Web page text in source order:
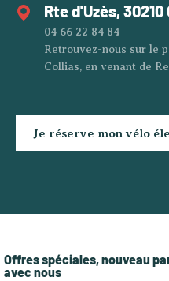
Rte d'Uzès,
04 66 22 84 84
Retrouvez-nous sur le
Collias, en venant de
Je réserve mon vélo
Offres spéciales, nouveau
avec nous